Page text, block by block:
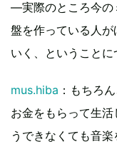
―実際のところ今の
盤を作っている人
いく、ということ
mus.hiba ：もちろ
お金をもらって生
うできなくても音楽